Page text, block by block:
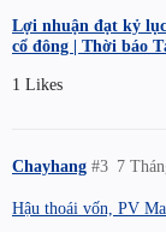
Lợi nhuận đạt kỷ
cổ đông | Thời báo
1 Likes
Chayhang 7
#3
Hậu thoái vốn, PV